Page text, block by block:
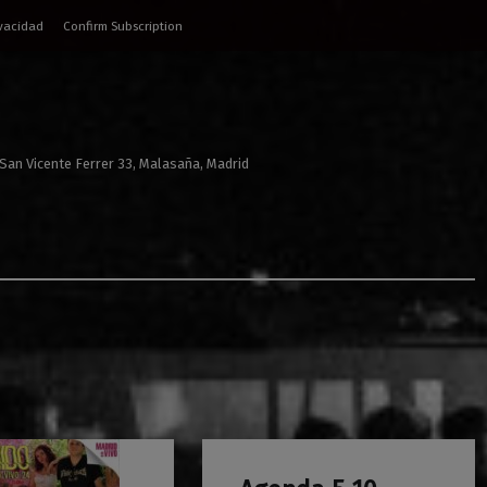
Confirm Subscription
Vicente Ferrer 33, Malasaña, Madrid